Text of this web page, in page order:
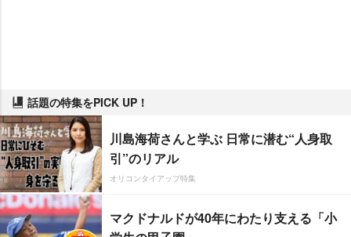
話題の特集をPICK UP！
川島海荷さんと学ぶ 日常に潜む“人身取
引”のリアル
オリコンタイアップ特集
マクドナルドが40年にわたり支える「小